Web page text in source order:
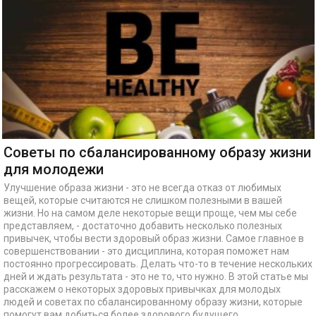
Советы по сбалансированному образу жизни
для молодежи
Улучшение образа жизни - это не всегда отказ от любимых
вещей, которые считаются не слишком полезными в вашей
жизни. Но на самом деле некоторые вещи проще, чем мы себе
представляем, - достаточно добавить несколько полезных
привычек, чтобы вести здоровый образ жизни. Самое главное в
совершенствовании - это дисциплина, которая поможет нам
постоянно прогрессировать. Делать что-то в течение нескольких
дней и ждать результата - это не то, что нужно. В этой статье мы
расскажем о некоторых здоровых привычках для молодых
людей и советах по сбалансированному образу жизни, которые